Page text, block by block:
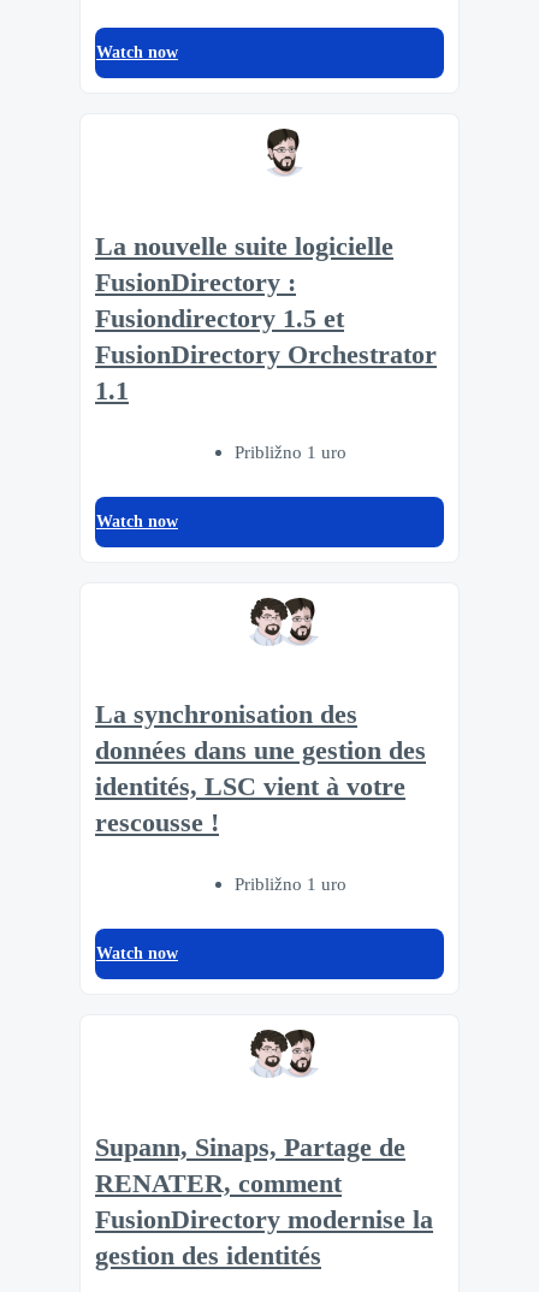
Watch now
La nouvelle suite logicielle
FusionDirectory :
Fusiondirectory 1.5 et
FusionDirectory Orchestrator
1.1
Približno 1 uro
Watch now
La synchronisation des
données dans une gestion des
identités, LSC vient à votre
rescousse !
Približno 1 uro
Watch now
Supann, Sinaps, Partage de
RENATER, comment
FusionDirectory modernise la
gestion des identités